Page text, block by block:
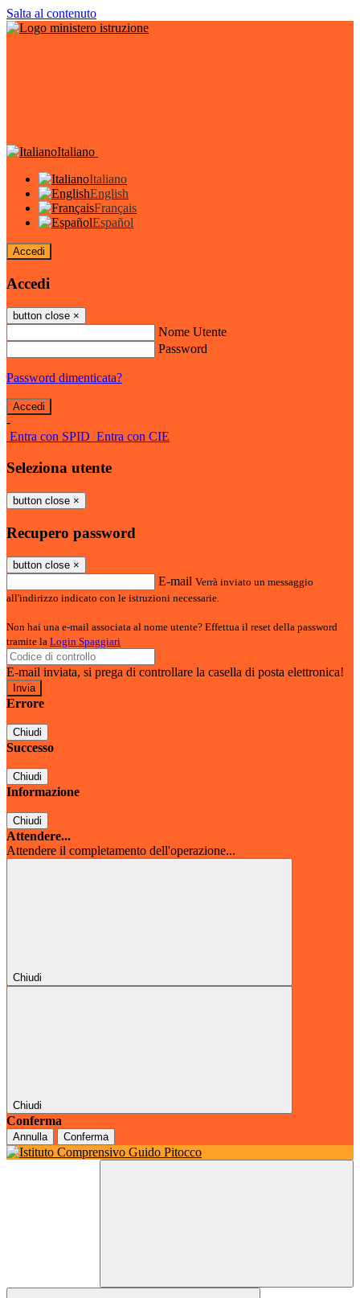
Salta al contenuto
Italiano
Italiano
English
Français
Español
Accedi
Accedi
button close ×
Nome Utente
Password
Password dimenticata?
-
Entra con SPID Entra con CIE
Seleziona utente
button close ×
Recupero password
button close ×
E-mail Verrà inviato un messaggio
all'indirizzo indicato con le istruzioni necessarie.
Non hai una e-mail associata al nome utente? Effettua il reset della password
tramite la Login Spaggiari
E-mail inviata, si prega di controllare la casella di posta elettronica!
Errore
Chiudi
Successo
Chiudi
Informazione
Chiudi
Attendere...
Attendere il completamento dell'operazione...
Chiudi
Chiudi
Conferma
Annulla Conferma